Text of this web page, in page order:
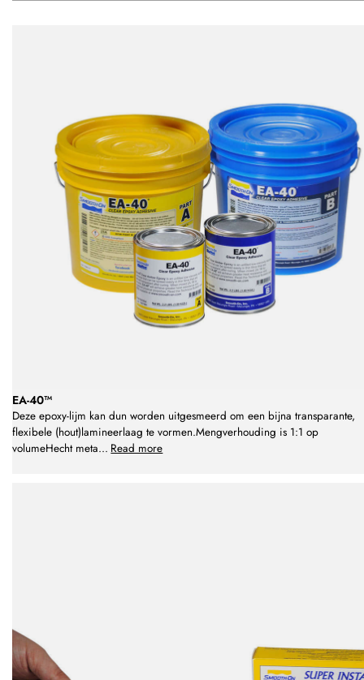
EA-40™
Deze epoxy-lijm kan dun worden uitgesmeerd om een bijna transparante,
flexibele (hout)lamineerlaag te vormen.Mengverhouding is 1:1 op
volumeHecht meta... Read more